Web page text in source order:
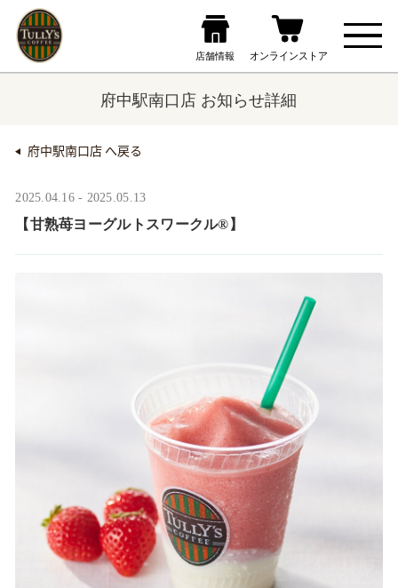
府中駅南口店 お知らせ詳細
府中駅南口店 へ戻る
2025.04.16 - 2025.05.13
【甘熟苺ヨーグルトスワークル®】